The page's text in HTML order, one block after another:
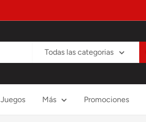
Todas las categorias
Juegos Más Promociones